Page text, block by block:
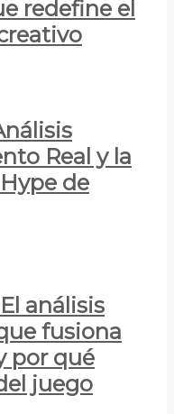
redefine el
Real y la
de
análisis
fusiona
por qué
juego